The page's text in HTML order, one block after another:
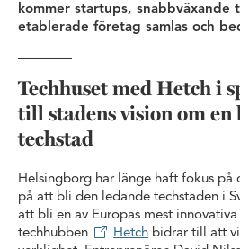
kommer startups, snabbväxande
etablerade företag samlas och
Techhuset med Hetch i
till stadens vision om en
techstad
Helsingborg har länge haft fokus på
på att bli den ledande techstaden i
att bli en av Europas mest innovativa
techhubben
Hetch bidrar till att